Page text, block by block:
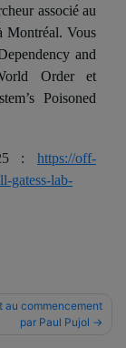
associé au
Montréal. Vous
and
Order et
Poisoned
: https://off-
gatess-lab-
au commencement
par Paul Pujol